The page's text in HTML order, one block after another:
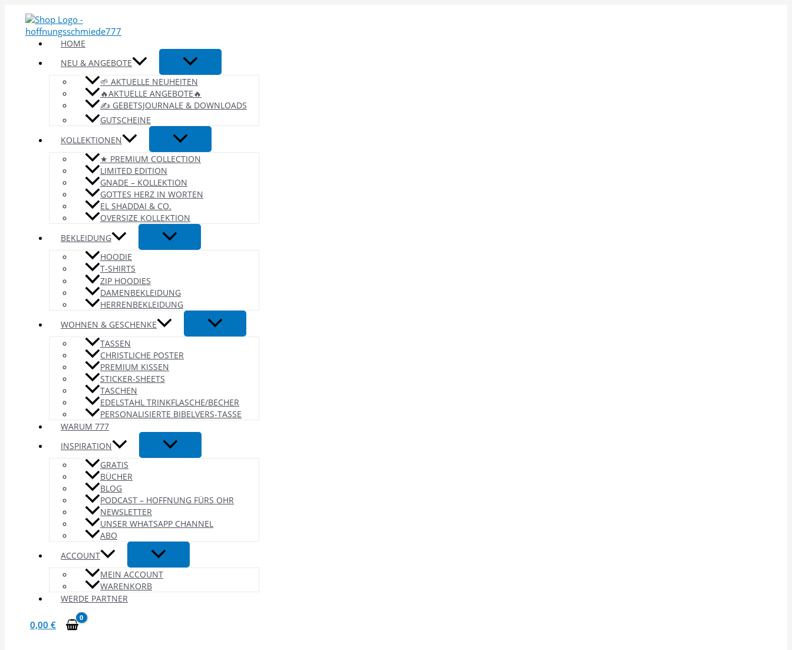
Inhalt
springen
HOME
NEU & ANGEBOTE
🌱 AKTUELLE NEUHEITEN
🔥AKTUELLE ANGEBOTE🔥
✍️ GEBETSJOURNALE & DOWNLOADS
GUTSCHEINE
KOLLEKTIONEN
★ PREMIUM COLLECTION
LIMITED EDITION
GNADE – KOLLEKTION
GOTTES HERZ IN WORTEN
EL SHADDAI & CO.
OVERSIZE KOLLEKTION
BEKLEIDUNG
HOODIE
T-SHIRTS
ZIP HOODIES
DAMENBEKLEIDUNG
HERRENBEKLEIDUNG
WOHNEN & GESCHENKE
TASSEN
CHRISTLICHE POSTER
PREMIUM KISSEN
STICKER-SHEETS
TASCHEN
EDELSTAHL TRINKFLASCHE/BECHER
PERSONALISIERTE BIBELVERS-TASSE
WARUM 777
INSPIRATION
GRATIS
BÜCHER
BLOG
PODCAST – HOFFNUNG FÜRS OHR
NEWSLETTER
UNSER WHATSAPP CHANNEL
ABO
ACCOUNT
MEIN ACCOUNT
WARENKORB
WERDE PARTNER
0,00 €